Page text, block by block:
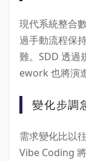
現代系統整合
過手動流程保
難。SDD 透過
ework 也將演
變化步調
需求變化比以
Vibe Coding